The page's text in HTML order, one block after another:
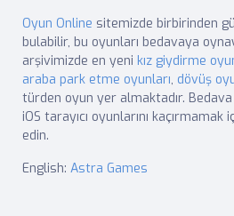
Oyun Online sitemizde birbirinden
bulabilir, bu oyunları bedavaya
arşivimizde en yeni kız giydirme
araba park etme oyunları, dövüş
türden oyun yer almaktadır.
iOS tarayıcı oyunlarını
edin.
English: Astra Games